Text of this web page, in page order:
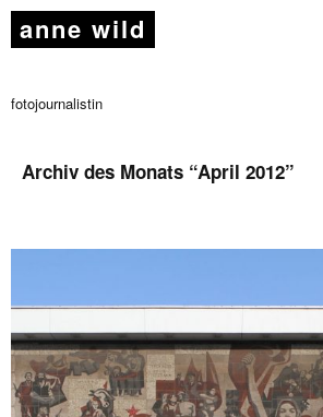
anne wild
fotojournalistin
Archiv des Monats “April 2012”